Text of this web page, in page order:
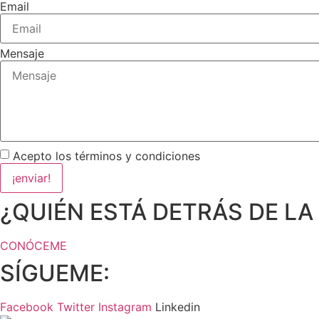
Email
Mensaje
Acepto los términos y condiciones
¡enviar!
¿QUIÉN ESTÁ DETRÁS DE
CONÓCEME
SÍGUEME:
Facebook Twitter Instagram Linkedin